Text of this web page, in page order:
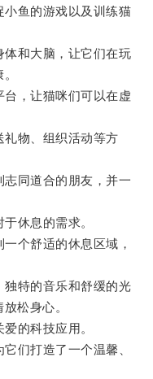
鱼的游戏以及训练猫
和大脑，让它们在玩
，让猫咪们可以在虚
物、组织活动等方
同道合的朋友，并一
休息的需求。
个舒适的休息区域，
特的音乐和舒缓的光
松身心。
的科技应用。
们打造了一个温馨、